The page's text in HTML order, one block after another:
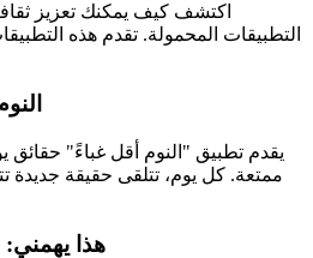
اكتشف كيف يمكنك تعزيز
التطبيقات المحمولة. تقدم هذه
يقدم تطبيق "النوم أقل غباءً" حقائق
ممتعة. كل يوم، تتلقى حقيقة جديدة
هذا يهمني: